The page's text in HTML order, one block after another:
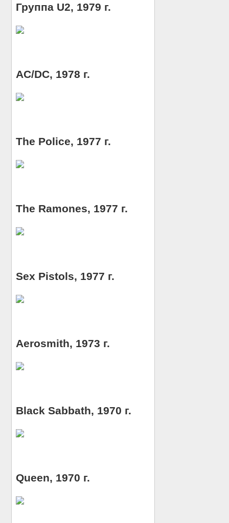
Группа U2, 1979 г.
AC/DC, 1978 г.
The Police, 1977 г.
The Ramones, 1977 г.
Sex Pistols, 1977 г.
Aerosmith, 1973 г.
Black Sabbath, 1970 г.
Queen, 1970 г.